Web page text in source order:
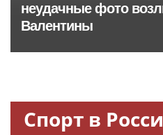
неудачные фото
Валентины
Спорт в